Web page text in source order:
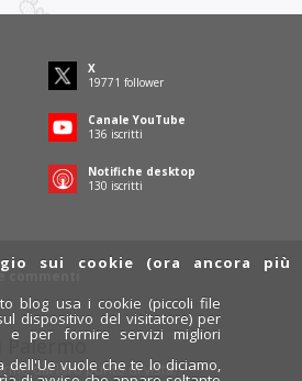
commenti
X
19771 follower
Canale YouTube
136 iscritti
Notifiche desktop
130 iscritti
Palermo
dal loro punto di vista.
sui cookie (ora ancora più
blog usa i cookie (piccoli file
dispositivo del visitatore) per
e per fornire servizi migliori
dell'Ue vuole che te lo diciamo,